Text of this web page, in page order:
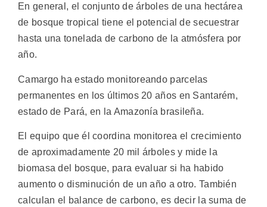
En general, el conjunto de árboles de una hectárea
de bosque tropical tiene el potencial de secuestrar
hasta una tonelada de carbono de la atmósfera por
año.
Camargo ha estado monitoreando parcelas
permanentes en los últimos 20 años en Santarém,
estado de Pará, en la Amazonía brasileña.
El equipo que él coordina monitorea el crecimiento
de aproximadamente 20 mil árboles y mide la
biomasa del bosque, para evaluar si ha habido
aumento o disminución de un año a otro. También
calculan el balance de carbono, es decir la suma de